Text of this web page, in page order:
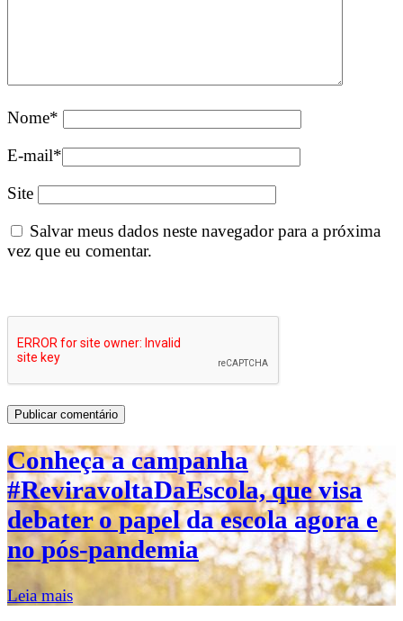
Nome*
E-mail*
Site
Salvar meus dados neste navegador para a próxima
vez que eu comentar.
Conheça a campanha
#ReviravoltaDaEscola, que visa
debater o papel da escola agora e
no pós-pandemia
Leia mais